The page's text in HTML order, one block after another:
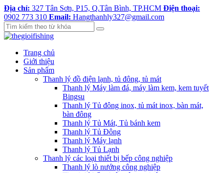
Địa chỉ: 327 Tân Sơn, P15, Q.Tân Bình, TP.HCM Điện thoại:
0902 773 310 Email: Hangthanhly327@gmail.com
Trang chủ
Giới thiệu
Sản phẩm
Thanh lý đồ điện lạnh, tủ đông, tủ mát
Thanh lý Máy làm đá, máy làm kem, kem tuyết
Bingsu
Thanh lý Tủ đông inox, tủ mát inox, bàn mát,
bàn đông
Thanh lý Tủ Mát, Tủ bánh kem
Thanh lý Tủ Đông
Thanh lý Máy lạnh
Thanh lý Tủ Lạnh
Thanh lý các loại thiết bị bếp công nghiệp
Thanh lý lò nướng công nghiệp